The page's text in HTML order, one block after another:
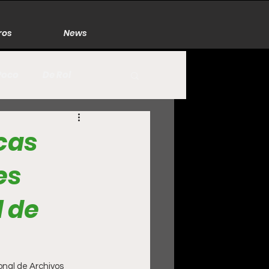
News
Naturaleza
Zacatecas
de
de Archivos